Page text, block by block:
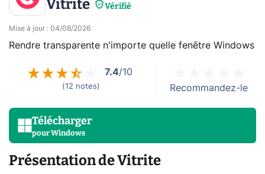
Vitrite Vérifié
Mise à jour : 04/08/2026
Rendre transparente n'importe quelle fenêtre Windows
7.4/10
(12 notes) Recommandez-le
Télécharger
pourWindows
Présentation de Vitrite